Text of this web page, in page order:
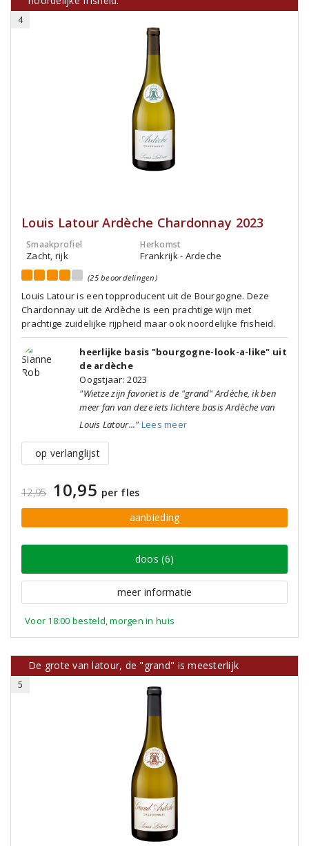
4
Louis Latour Ardèche Chardonnay 2023
Smaakprofiel
Zacht, rijk
Herkomst
Frankrijk - Ardeche
(25 beoordelingen)
Louis Latour is een topproducent uit de Bourgogne. Deze
Chardonnay uit de Ardèche is een prachtige wijn met
prachtige zuidelijke rijpheid maar ook noordelijke frisheid.
heerlijke basis "bourgogne-look-a-like" uit
de ardèche
Oogstjaar: 2023
"Wietze zijn favoriet is de "grand" Ardèche, ik ben
meer fan van deze iets lichtere basis Ardèche van
Louis Latour..." Lees meer
op verlanglijst
12,95 10,95 per fles
aanbieding
doos (6)
meer informatie
Voor 18:00 besteld, morgen in huis
De grote van latour, de "grand" is meesterlijk
5